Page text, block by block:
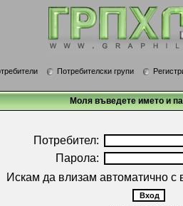
Потребителски групи
Моля въведете името и
Потребител:
Парола:
Искам да влизам автоматично с